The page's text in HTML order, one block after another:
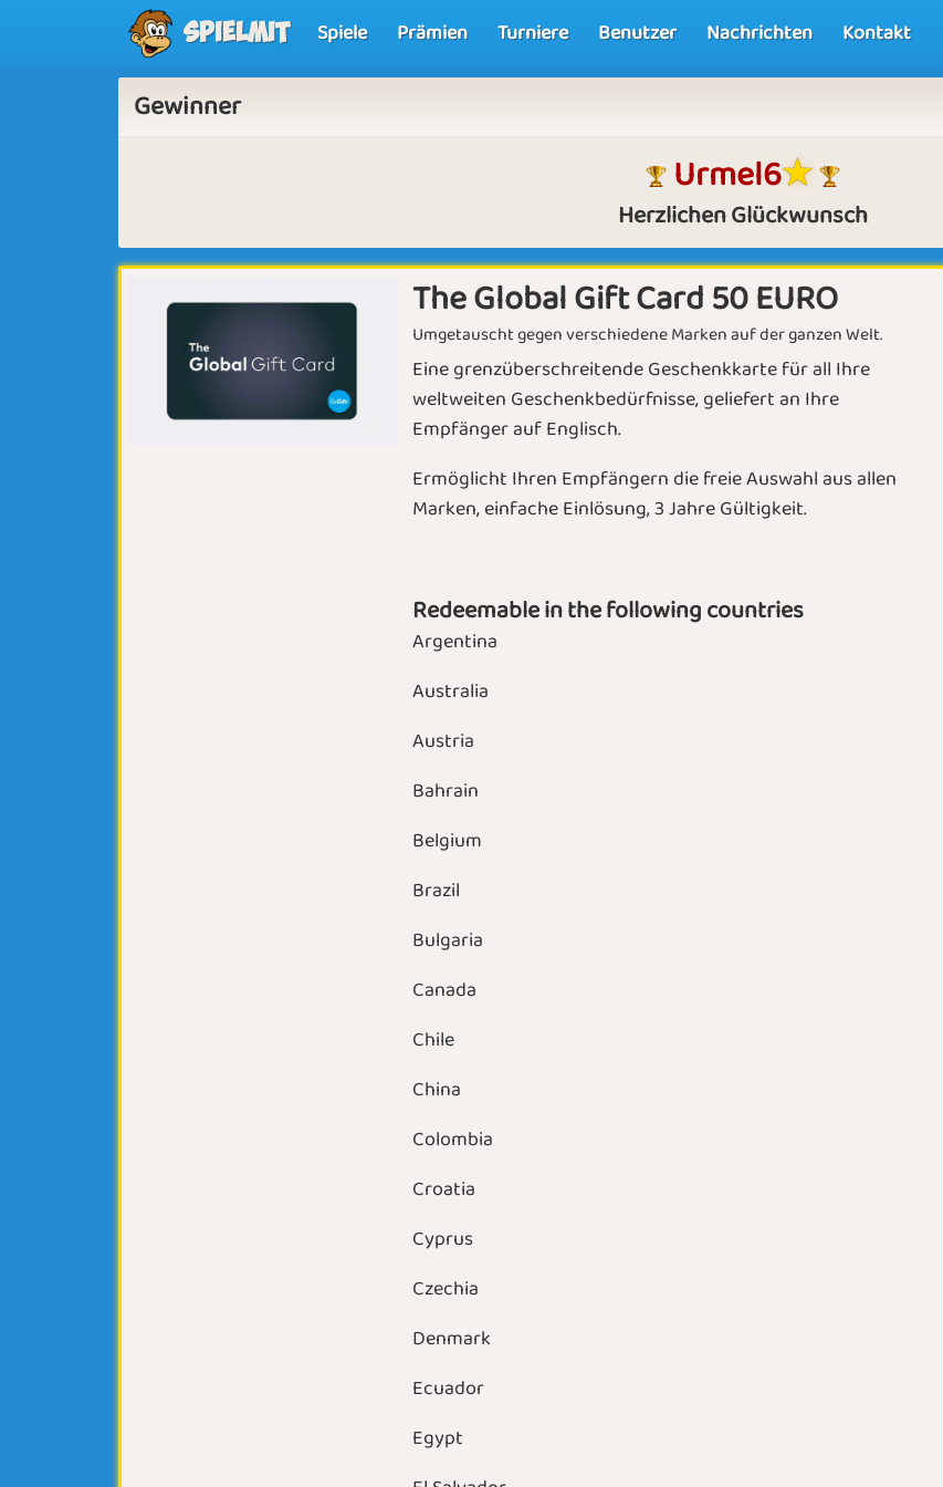
Spielmit Spiele Prämien Turniere Benutzer Nachrichten Kontakt
Gewinner
Urmel6
Herzlichen Glückwunsch
The Global Gift Card 50 EURO
Umgetauscht gegen verschiedene Marken auf der ganzen Welt.
Eine grenzüberschreitende Geschenkkarte für all Ihre
weltweiten Geschenkbedürfnisse, geliefert an Ihre
Empfänger auf Englisch.
Ermöglicht Ihren Empfängern die freie Auswahl aus allen
Marken, einfache Einlösung, 3 Jahre Gültigkeit.
Redeemable in the following countries
Argentina
Australia
Austria
Bahrain
Belgium
Brazil
Bulgaria
Canada
Chile
China
Colombia
Croatia
Cyprus
Czechia
Denmark
Ecuador
Egypt